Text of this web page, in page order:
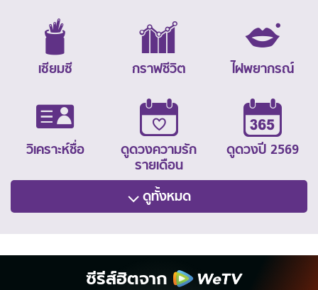
เซียมซี กราฟชีวิต ไฝพยากรณ์
วิเคราะห์ชื่อ
ดูดวงความรัก
รายเดือน
ดูดวงปี 2569
ดูทั้งหมด
ซีรีส์ฮิตจาก